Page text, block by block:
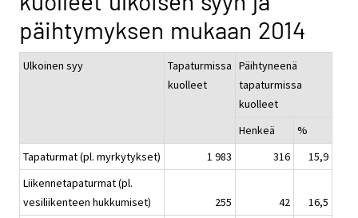
päihtymyksen mukaan 2014
Ulkoinen syy
Tapaturmissa
kuolleet
Päihtyneenä
tapaturmissa
kuolleet
Henkeä
%
Tapaturmat (pl. myrkytykset)
1 983 316
15,9
Liikennetapaturmat (pl.
vesiliikenteen hukkumiset)
255 42
16,5